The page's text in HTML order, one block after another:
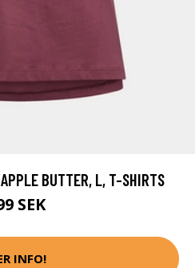
BUTTER, L, T-SHIRTS
SEK
INFO!